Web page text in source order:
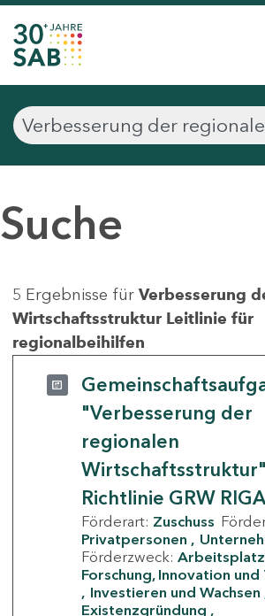
Suche
5 Ergebnisse für Verbesserung
Wirtschaftsstruktur Leitlinie für
regionalbeihilfen
"Verbesserung der
regionalen
Richtlinie GRW RIGA
Förderart: Zuschuss
Privatpersonen
Förderzweck:
Forschung, Innovation
Investieren und Wachsen
Existenzgründung